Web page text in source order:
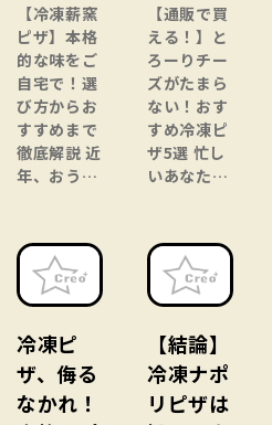
【冷凍薪窯
ピザ】本格
的な味をご
自宅で！選
び方からお
すすめまで
徹底解説 近
年、おう…
【通販で買
える！】と
ろーりチー
ズがたまら
ない！おす
すめ冷凍ピ
ザ5選 忙し
いあなた…
冷凍ピ
ザ、侮る
なかれ！
【結論】
冷凍ナポ
リピザは